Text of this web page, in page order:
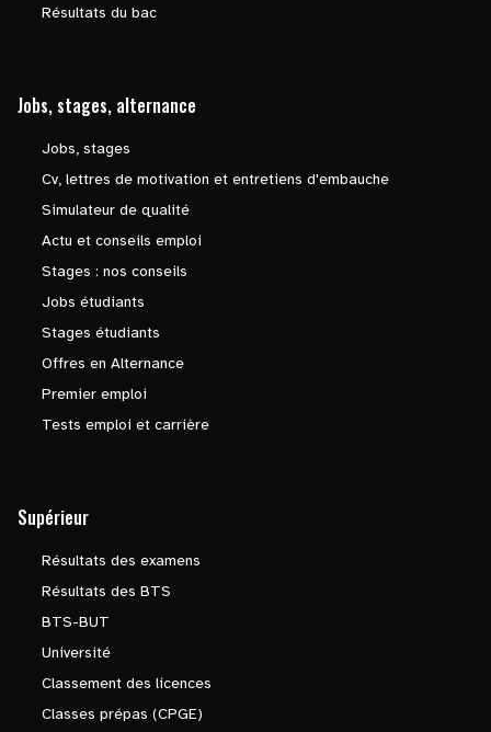
Résultats du bac
Jobs, stages, alternance
Jobs, stages
Cv, lettres de motivation et entretiens d'embauche
Simulateur de qualité
Actu et conseils emploi
Stages : nos conseils
Jobs étudiants
Stages étudiants
Offres en Alternance
Premier emploi
Tests emploi et carrière
Supérieur
Résultats des examens
Résultats des BTS
BTS-BUT
Université
Classement des licences
Classes prépas (CPGE)